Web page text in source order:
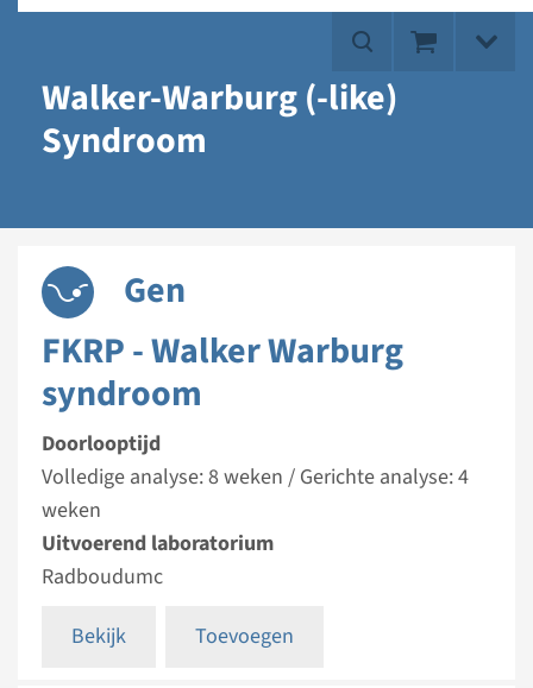
Walker-Warburg (-like)
Syndroom
Gen
FKRP - Walker Warburg
syndroom
Doorlooptijd
Volledige analyse: 8 weken / Gerichte analyse: 4
weken
Uitvoerend laboratorium
Radboudumc
Bekijk
Toevoegen